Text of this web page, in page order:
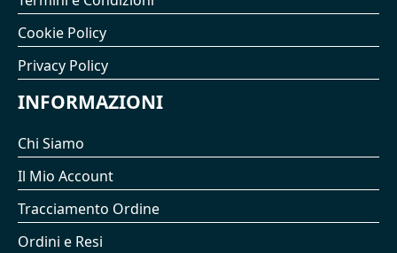
Cookie Policy
Privacy Policy
INFORMAZIONI
Chi Siamo
Il Mio Account
Tracciamento Ordine
Ordini e Resi